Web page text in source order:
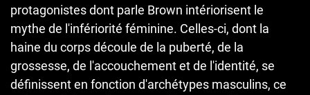
protagonistes dont parle Brown intériorisent le
mythe de l'infériorité féminine. Celles-ci, dont la
haine du corps découle de la puberté, de la
grossesse, de l'accouchement et de l'identité, se
définissent en fonction d'archétypes masculins, ce